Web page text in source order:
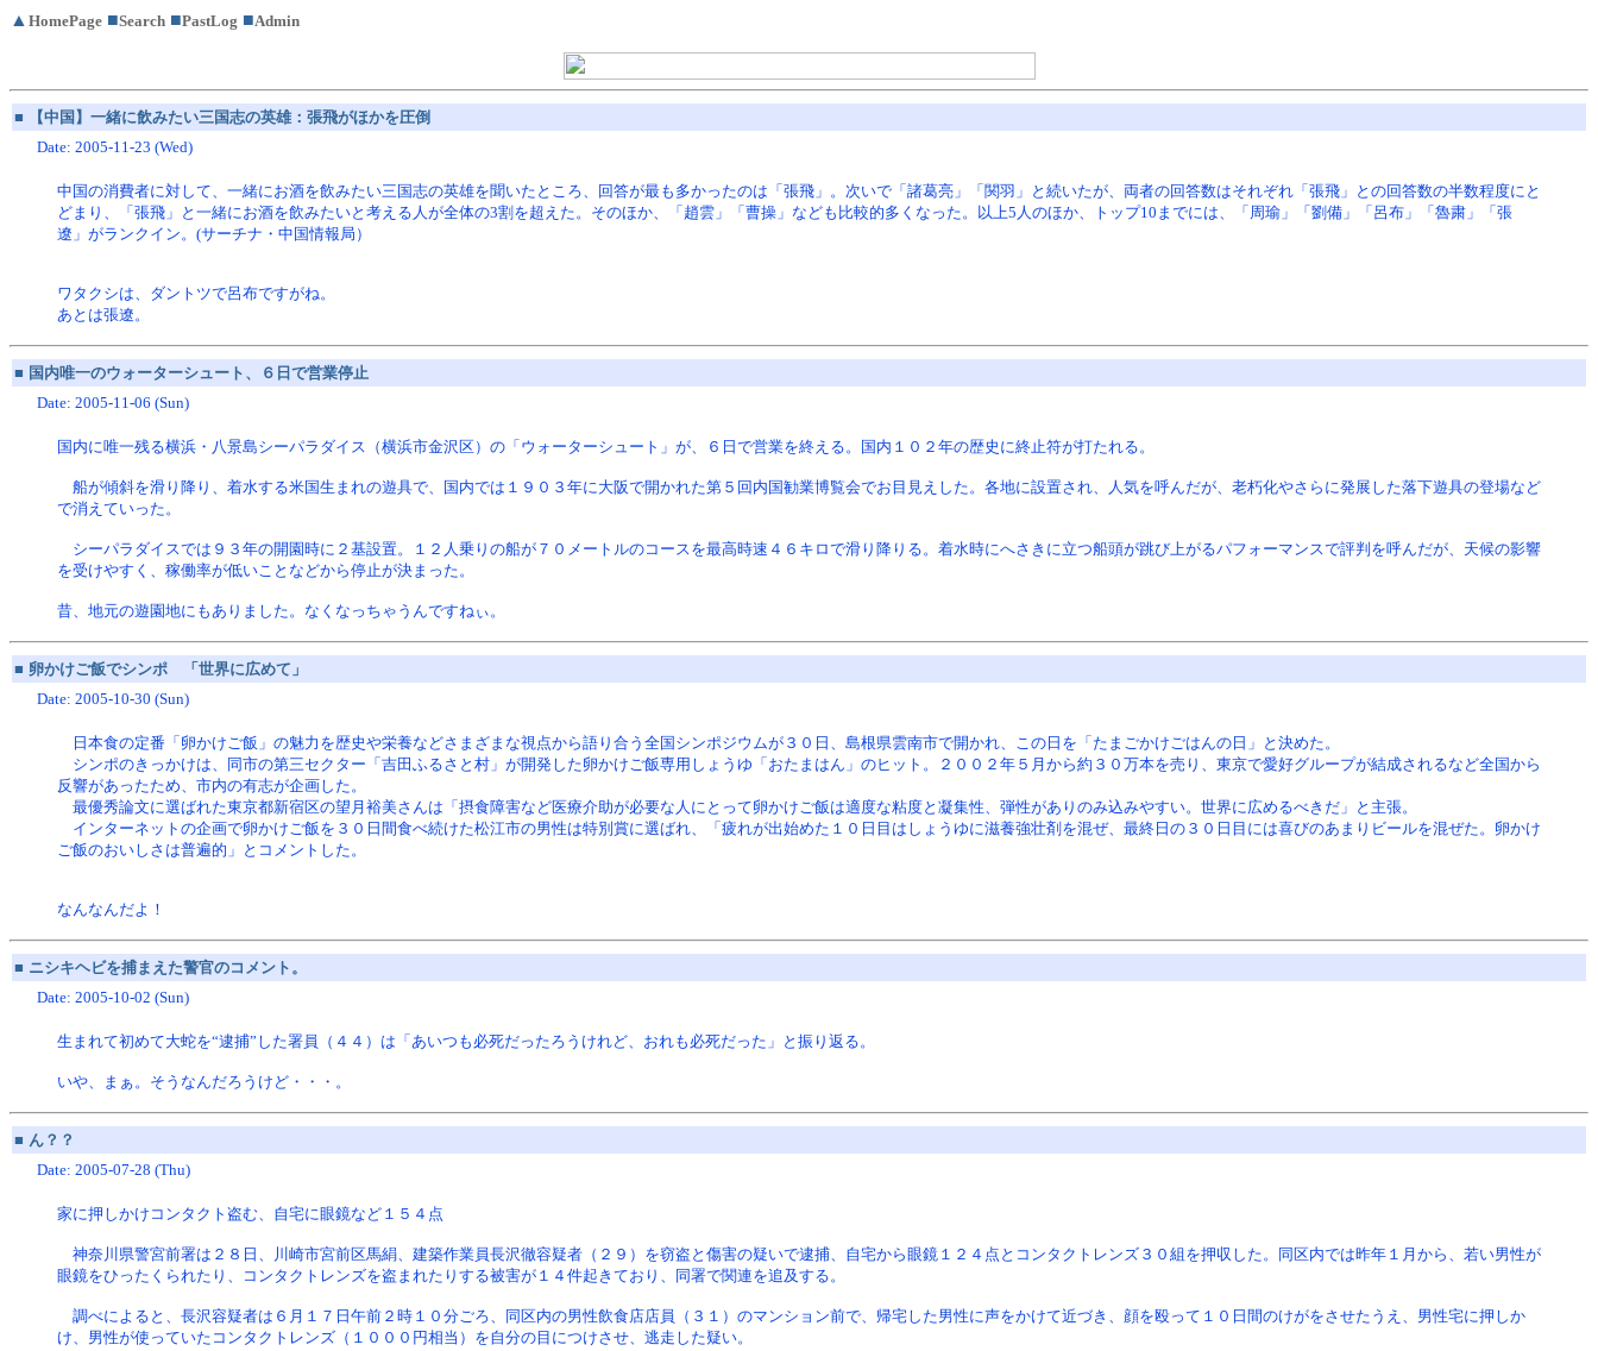
▲ HomePage ■Search ■PastLog ■Admin
■
【中国】一緒に飲みたい三国志の英雄：張飛がほかを圧倒
Date: 2005-11-23 (Wed)
中国の消費者に対して、一緒にお酒を飲みたい三国志の英雄を聞いたところ、回答が最も多かったのは「張飛」。次いで「諸葛亮」「関羽」と続いたが、両者の回答数はそれぞれ「張飛」との回答数の半数程度にと
どまり、「張飛」と一緒にお酒を飲みたいと考える人が全体の3割を超えた。そのほか、「趙雲」「曹操」なども比較的多くなった。以上5人のほか、トップ10までには、「周瑜」「劉備」「呂布」「魯粛」「張
遼」がランクイン。(サーチナ・中国情報局）
ワタクシは、ダントツで呂布ですがね。
あとは張遼。
■ 国内唯一のウォーターシュート、６日で営業停止
Date: 2005-11-06 (Sun)
国内に唯一残る横浜・八景島シーパラダイス（横浜市金沢区）の「ウォーターシュート」が、６日で営業を終える。国内１０２年の歴史に終止符が打たれる。
船が傾斜を滑り降り、着水する米国生まれの遊具で、国内では１９０３年に大阪で開かれた第５回内国勧業博覧会でお目見えした。各地に設置され、人気を呼んだが、老朽化やさらに発展した落下遊具の登場など
で消えていった。
シーパラダイスでは９３年の開園時に２基設置。１２人乗りの船が７０メートルのコースを最高時速４６キロで滑り降りる。着水時にへさきに立つ船頭が跳び上がるパフォーマンスで評判を呼んだが、天候の影響
を受けやすく、稼働率が低いことなどから停止が決まった。
昔、地元の遊園地にもありました。なくなっちゃうんですねぃ。
■ 卵かけご飯でシンポ 「世界に広めて」
Date: 2005-10-30 (Sun)
日本食の定番「卵かけご飯」の魅力を歴史や栄養などさまざまな視点から語り合う全国シンポジウムが３０日、島根県雲南市で開かれ、この日を「たまごかけごはんの日」と決めた。
シンポのきっかけは、同市の第三セクター「吉田ふるさと村」が開発した卵かけご飯専用しょうゆ「おたまはん」のヒット。２００２年５月から約３０万本を売り、東京で愛好グループが結成されるなど全国から
反響があったため、市内の有志が企画した。
最優秀論文に選ばれた東京都新宿区の望月裕美さんは「摂食障害など医療介助が必要な人にとって卵かけご飯は適度な粘度と凝集性、弾性がありのみ込みやすい。世界に広めるべきだ」と主張。
インターネットの企画で卵かけご飯を３０日間食べ続けた松江市の男性は特別賞に選ばれ、「疲れが出始めた１０日目はしょうゆに滋養強壮剤を混ぜ、最終日の３０日目には喜びのあまりビールを混ぜた。卵かけ
ご飯のおいしさは普遍的」とコメントした。
なんなんだよ！
■ ニシキヘビを捕まえた警官のコメント。
Date: 2005-10-02 (Sun)
生まれて初めて大蛇を“逮捕”した署員（４４）は「あいつも必死だったろうけれど、おれも必死だった」と振り返る。
いや、まぁ。そうなんだろうけど・・・。
■ ん？？
Date: 2005-07-28 (Thu)
家に押しかけコンタクト盗む、自宅に眼鏡など１５４点
神奈川県警宮前署は２８日、川崎市宮前区馬絹、建築作業員長沢徹容疑者（２９）を窃盗と傷害の疑いで逮捕、自宅から眼鏡１２４点とコンタクトレンズ３０組を押収した。同区内では昨年１月から、若い男性が
眼鏡をひったくられたり、コンタクトレンズを盗まれたりする被害が１４件起きており、同署で関連を追及する。
調べによると、長沢容疑者は６月１７日午前２時１０分ごろ、同区内の男性飲食店店員（３１）のマンション前で、帰宅した男性に声をかけて近づき、顔を殴って１０日間のけがをさせたうえ、男性宅に押しか
け、男性が使っていたコンタクトレンズ（１０００円相当）を自分の目につけさせ、逃走した疑い。